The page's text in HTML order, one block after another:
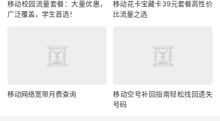
移动校园流量套餐：大量优惠，
广泛覆盖，学生首选！
移动花卡宝藏卡39元套餐高性价
比流量之选
移动网络宽带月费查询
移动空号补回指南轻松找回遗失
号码